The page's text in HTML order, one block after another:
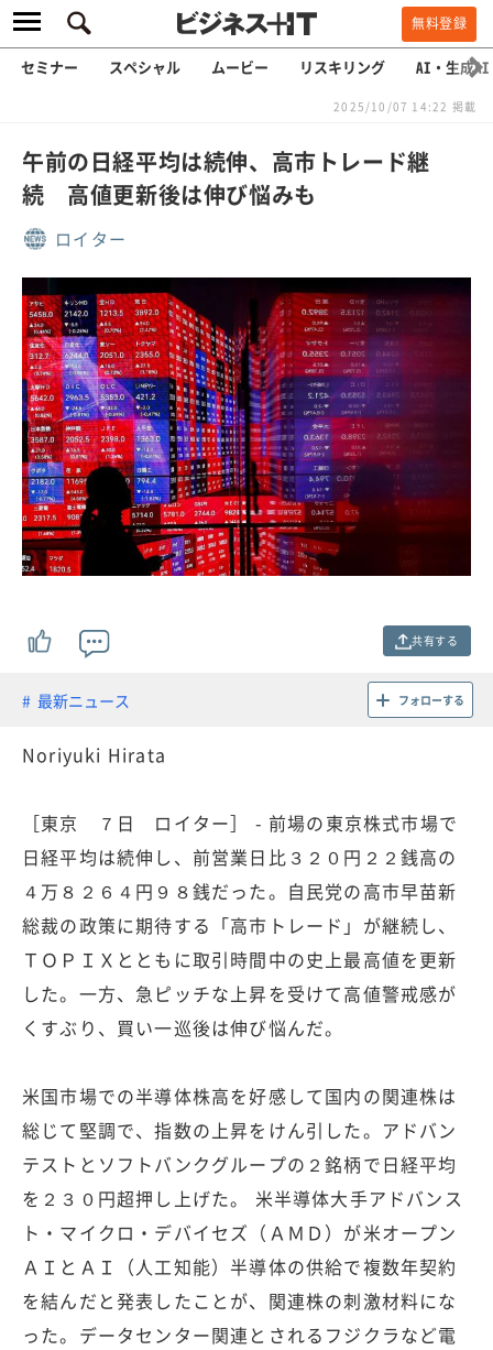
無料登録
セミナー スペシャル ムービー リスキリング AI・生成AI
2025/10/07 14:22 掲載
午前の日経平均は続伸、高市トレード継
続 高値更新後は伸び悩みも
ロイター
共有する
最新ニュース フォローする
Noriyuki Hirata
［東京 ７日 ロイター］ - 前場の東京株式市場で
日経平均は続伸し、前営業日比３２０円２２銭高の
４万８２６４円９８銭だった。自民党の高市早苗新
総裁の政策に期待する「高市トレード」が継続し、
ＴＯＰＩＸとともに取引時間中の史上最高値を更新
した。一方、急ピッチな上昇を受けて高値警戒感が
くすぶり、買い一巡後は伸び悩んだ。
米国市場での半導体株高を好感して国内の関連株は
総じて堅調で、指数の上昇をけん引した。アドバン
テストとソフトバンクグループの２銘柄で日経平均
を２３０円超押し上げた。 米半導体大手アドバンス
ト・マイクロ・デバイセズ（ＡＭＤ）が米オープン
ＡＩとＡＩ（人工知能）半導体の供給で複数年契約
を結んだと発表したことが、関連株の刺激材料にな
った。データセンター関連とされるフジクラなど電